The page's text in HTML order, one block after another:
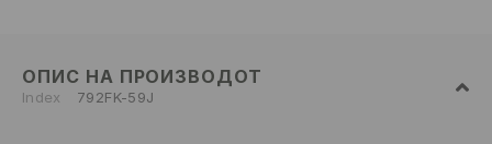
ОПИС НА ПРОИЗВОДОТ
Index 792FK-59J